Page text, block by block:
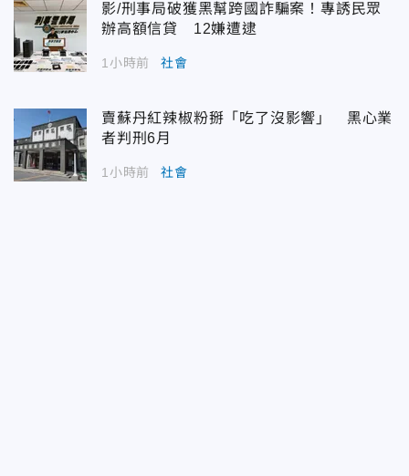
影/刑事局破獲黑幫跨國詐騙案！專誘民眾
辦高額信貸 12嫌遭逮
1小時前 社會
賣蘇丹紅辣椒粉掰「吃了沒影響」 黑心業
者判刑6月
1小時前 社會